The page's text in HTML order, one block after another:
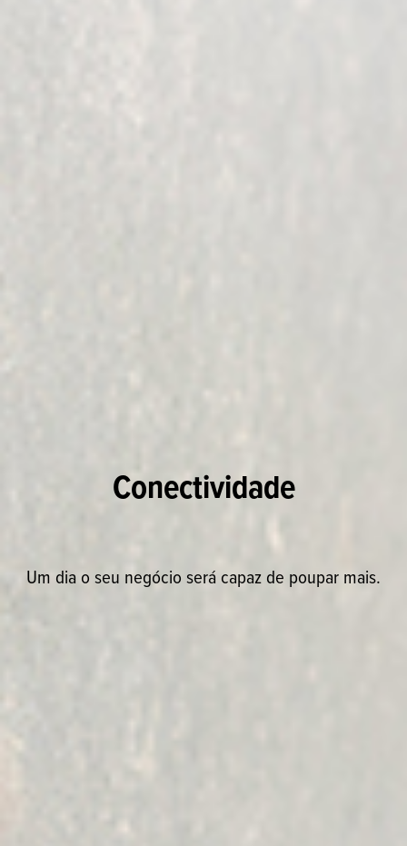
Conectividade
Um dia o seu negócio será capaz de poupar mais.